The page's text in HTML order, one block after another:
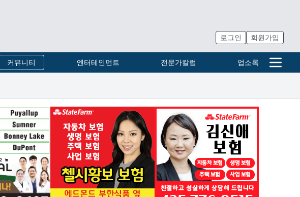
로그인 회원가입
커뮤니티 엔터테인먼트 전문가칼럼 업소록